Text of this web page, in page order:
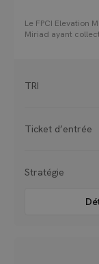
Le FPCI Elevation
Miriad ayant
sélectionnés.
TRI
Ticket d’entrée
Stratégie